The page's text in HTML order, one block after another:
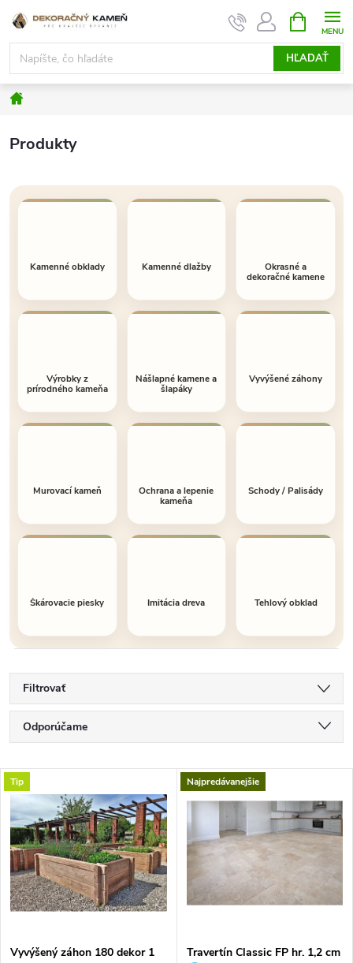
Prejsť
obsah
HĽADAŤ
KOŠÍK
Domov
Produkty
Kamenné obklady Kamenné dlažby
Okrasné a
dekoračné kamene
Výrobky z
prírodného kameňa
Nášlapné kamene a
šlapáky
Vyvýšené záhony
Murovací kameň
Ochrana a lepenie
kameňa
Schody / Palisády
Škárovacie piesky Imitácia dreva Tehlový obklad
Filtrovať
e
n
i
e
p
r
o
d
u
t
Odporúčame
Najdrahšie
Najpredávanejšie
Abecedne
V
ý
p
i
s
p
r
o
k
Tip
Vyvýšený záhon 180 dekor 1
Najpredávanejšie
Travertín Classic FP hr. 1,2 cm